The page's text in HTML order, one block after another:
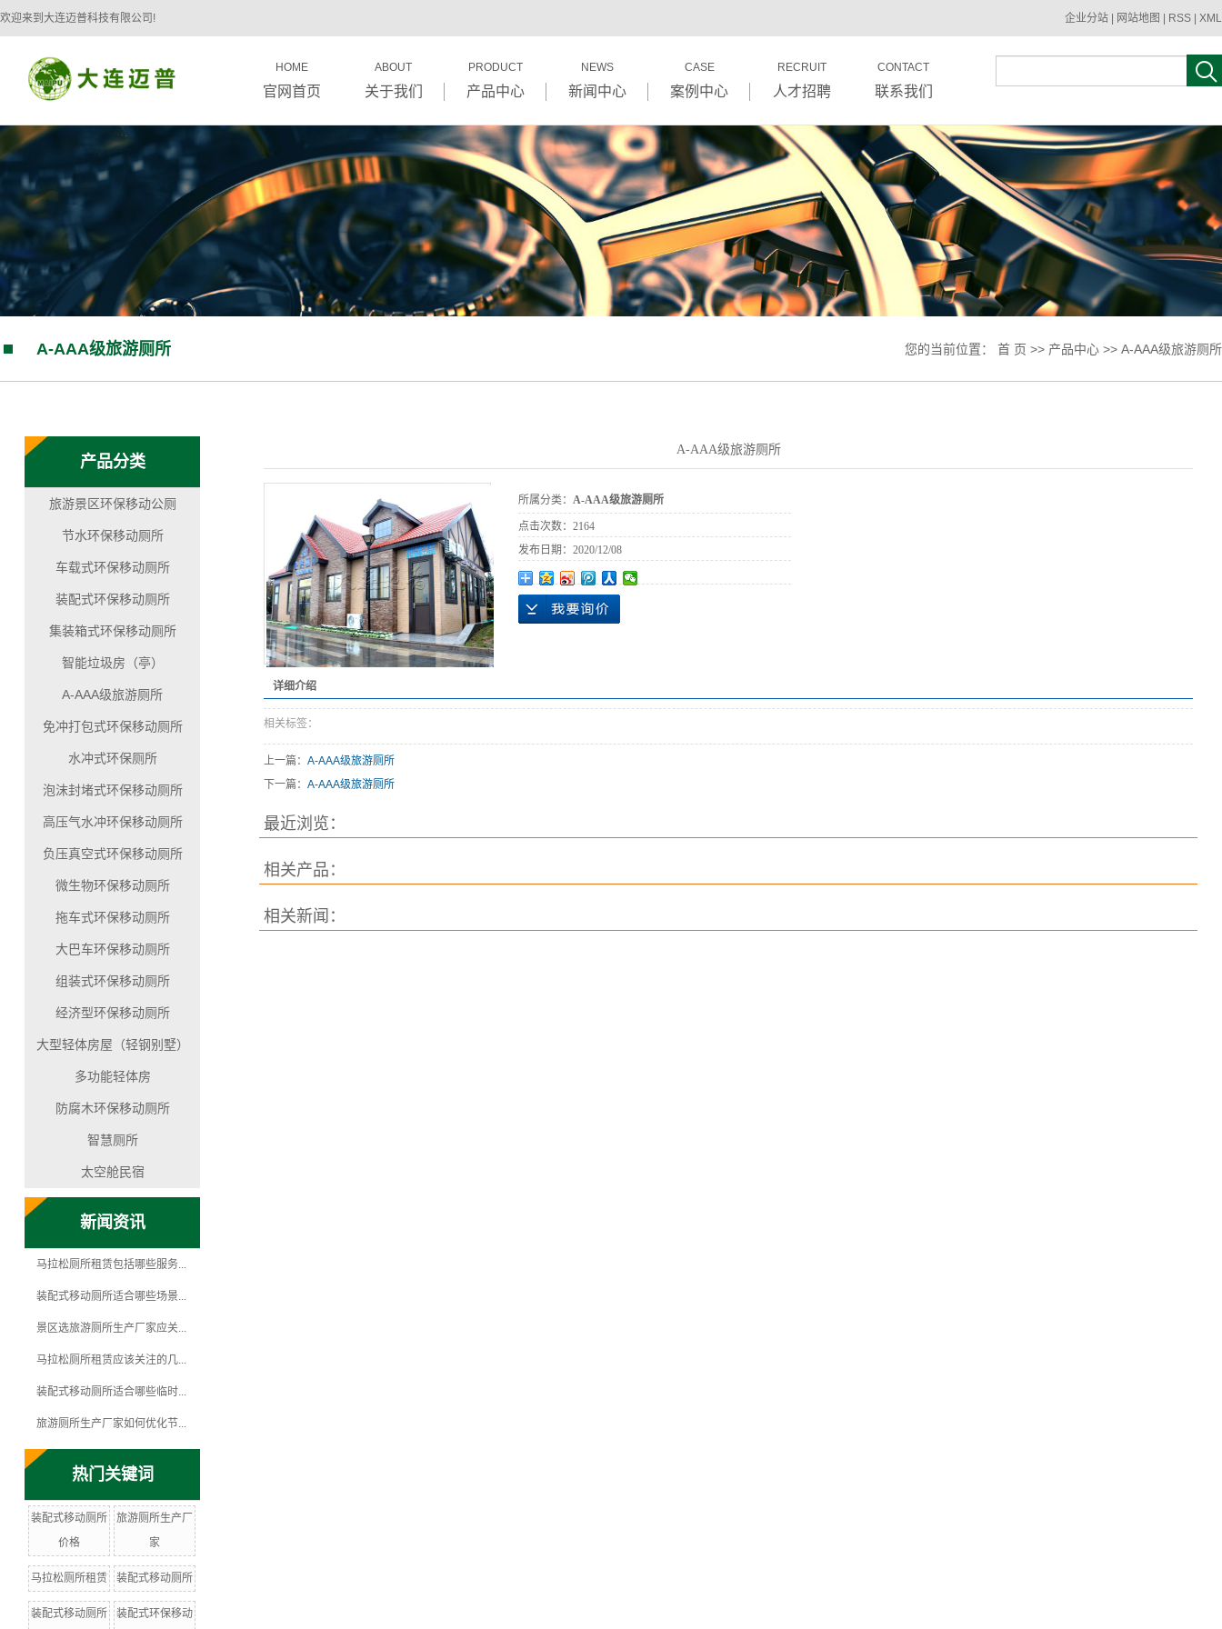
欢迎来到大连迈普科技有限公司! 企业分站 网站地图 RSS XML
HOME
官网首页
ABOUT
关于我们
PRODUCT
产品中心
NEWS
新闻中心
CASE
案例中心
RECRUIT
人才招聘
CONTACT
联系我们
A-AAA级旅游厕所 您的当前位置： 首 页 >> 产品中心 >> A-AAA级旅游厕所
产品分类
旅游景区环保移动公厕
节水环保移动厕所
车载式环保移动厕所
装配式环保移动厕所
集装箱式环保移动厕所
智能垃圾房（亭）
A-AAA级旅游厕所
免冲打包式环保移动厕所
水冲式环保厕所
泡沫封堵式环保移动厕所
高压气水冲环保移动厕所
负压真空式环保移动厕所
微生物环保移动厕所
拖车式环保移动厕所
大巴车环保移动厕所
组装式环保移动厕所
经济型环保移动厕所
大型轻体房屋（轻钢别墅）
多功能轻体房
防腐木环保移动厕所
智慧厕所
太空舱民宿
新闻资讯
马拉松厕所租赁包括哪些服务...
装配式移动厕所适合哪些场景...
景区选旅游厕所生产厂家应关...
马拉松厕所租赁应该关注的几...
装配式移动厕所适合哪些临时...
旅游厕所生产厂家如何优化节...
热门关键词
装配式移动厕所
价格
旅游厕所生产厂
家
马拉松厕所租赁 装配式移动厕所
装配式移动厕所
装配式环保移动
A-AAA级旅游厕所
所属分类： A-AAA级旅游厕所
点击次数： 2164
发布日期： 2020/12/08
详细介绍
相关标签：
上一篇： A-AAA级旅游厕所
下一篇： A-AAA级旅游厕所
最近浏览：
相关产品：
相关新闻：